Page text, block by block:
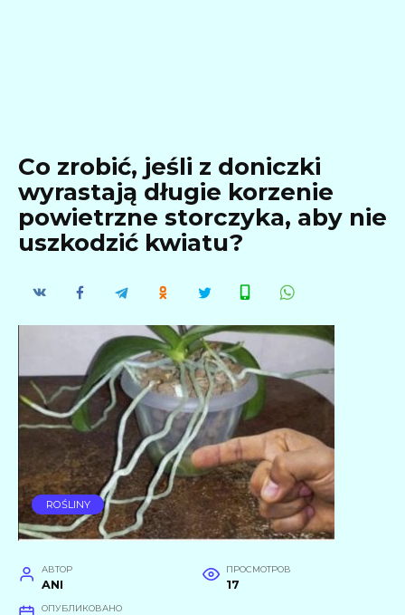
Co zrobić, jeśli z doniczki
wyrastają długie korzenie
powietrzne storczyka, aby nie
uszkodzić kwiatu?
ROŚLINY
АВТОР
ANI
ПРОСМОТРОВ
17
ОПУБЛИКОВАНО